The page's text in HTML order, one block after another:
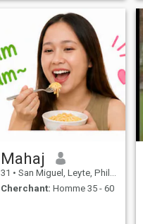
Mahaj
31 • San Miguel, Leyte, Philippines
Cherchant: Homme 35 - 60